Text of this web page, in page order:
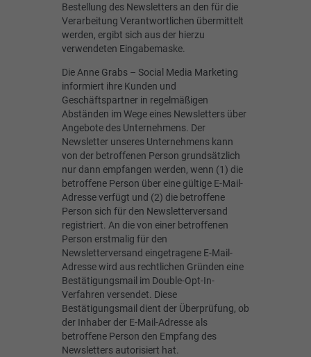
Bestellung des Newsletters an den für die
Verarbeitung Verantwortlichen übermittelt
werden, ergibt sich aus der hierzu
verwendeten Eingabemaske.
Die Anne Grabs – Social Media Marketing
informiert ihre Kunden und
Geschäftspartner in regelmäßigen
Abständen im Wege eines Newsletters über
Angebote des Unternehmens. Der
Newsletter unseres Unternehmens kann
von der betroffenen Person grundsätzlich
nur dann empfangen werden, wenn (1) die
betroffene Person über eine gültige E-Mail-
Adresse verfügt und (2) die betroffene
Person sich für den Newsletterversand
registriert. An die von einer betroffenen
Person erstmalig für den
Newsletterversand eingetragene E-Mail-
Adresse wird aus rechtlichen Gründen eine
Bestätigungsmail im Double-Opt-In-
Verfahren versendet. Diese
Bestätigungsmail dient der Überprüfung, ob
der Inhaber der E-Mail-Adresse als
betroffene Person den Empfang des
Newsletters autorisiert hat.